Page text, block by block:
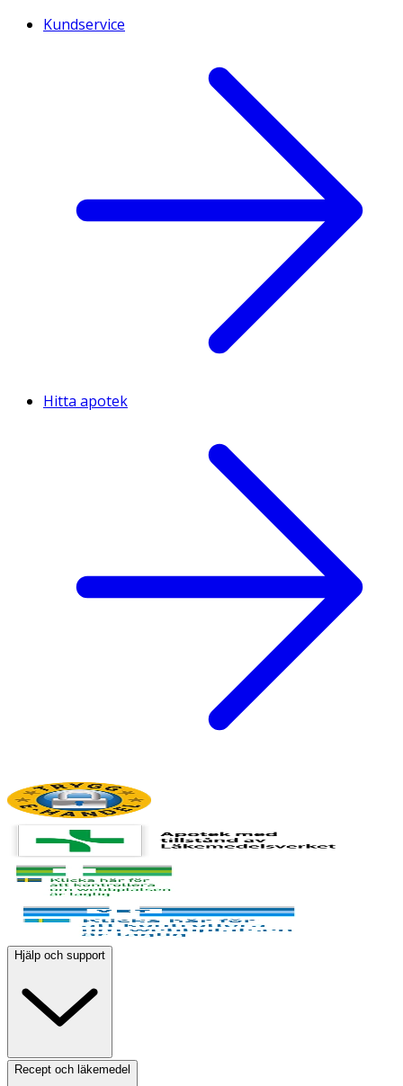
Kundservice
Hitta apotek
Hjälp och support
Recept och läkemedel